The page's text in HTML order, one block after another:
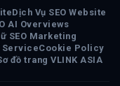
Dịch Vụ SEO Website
AI Overviews
SEO Marketing
ServiceCookie Policy
đồ trang VLINK ASIA